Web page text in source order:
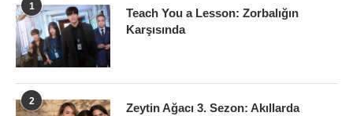
1
Teach You a Lesson: Zorbalığın
Karşısında
2
Zeytin Ağacı 3. Sezon: Akıllarda